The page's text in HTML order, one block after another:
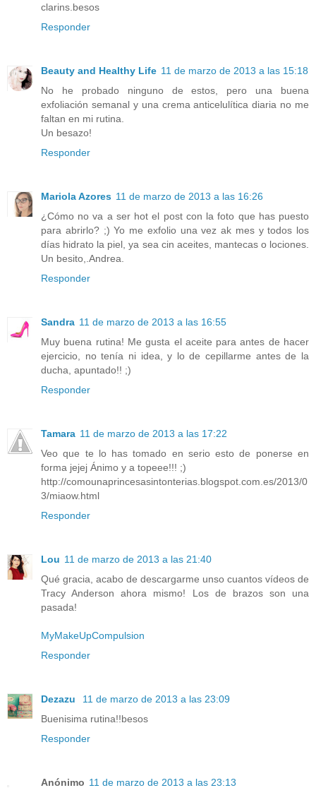
clarins.besos
Responder
Beauty and Healthy Life 11 de marzo de 2013 a las 15:18
No he probado ninguno de estos, pero una buena
exfoliación semanal y una crema anticelulítica diaria no me
faltan en mi rutina.
Un besazo!
Responder
Mariola Azores 11 de marzo de 2013 a las 16:26
¿Cómo no va a ser hot el post con la foto que has puesto
para abrirlo? ;) Yo me exfolio una vez ak mes y todos los
días hidrato la piel, ya sea cin aceites, mantecas o lociones.
Un besito,.Andrea.
Responder
Sandra 11 de marzo de 2013 a las 16:55
Muy buena rutina! Me gusta el aceite para antes de hacer
ejercicio, no tenía ni idea, y lo de cepillarme antes de la
ducha, apuntado!! ;)
Responder
Tamara 11 de marzo de 2013 a las 17:22
Veo que te lo has tomado en serio esto de ponerse en
forma jejej Ánimo y a topeee!!! ;)
http://comounaprincesasintonterias.blogspot.com.es/2013/0
3/miaow.html
Responder
Lou 11 de marzo de 2013 a las 21:40
Qué gracia, acabo de descargarme unso cuantos vídeos de
Tracy Anderson ahora mismo! Los de brazos son una
pasada!
MyMakeUpCompulsion
Responder
Dezazu
11 de marzo de 2013 a las 23:09
Buenisima rutina!!besos
Responder
Anónimo 11 de marzo de 2013 a las 23:13